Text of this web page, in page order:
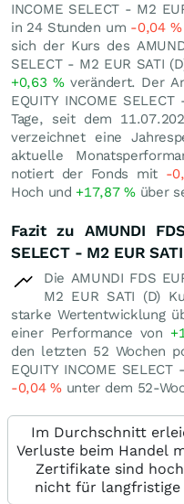
INCOME SELECT - M2
in 24 Stunden um -0,04 %
sich der Kurs des
SELECT - M2 EUR SATI
+0,63 %verändert. Der
EQUITY INCOME
Tage, seit dem
verzeichnet eine
aktuelle
notiert der Fonds mit -
Hoch und +17,87%über
Fazit zu AMUNDI
SELECT - M2 EUR
Die AMUNDI FDS
M2 EUR SATI (D)
starke Wertentwicklung
einer Performance von
den letzten 52 Wochen
EQUITY INCOME
-0,04%unter dem 52-
Im Durchschnitt
Verluste beim Handel
Zertifikate sind
nicht für langfristige